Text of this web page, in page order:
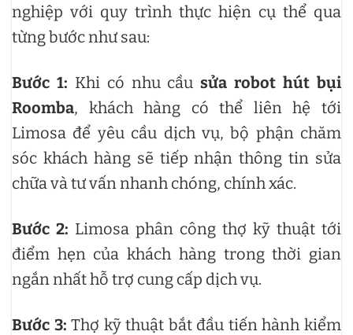
nghiệp với quy trình thực hiện cụ thể qua
từng bước như sau:
Bước 1: Khi có nhu cầusửa robot hút bụi
Roomba, khách hàng có thể liên hệ tới
Limosa để yêu cầu dịch vụ, bộ phận chăm
sóc khách hàng sẽ tiếp nhận thông tin sửa
chữa và tư vấn nhanh chóng, chính xác.
Bước 2: Limosa phân công thợ kỹ thuật tới
điểm hẹn của khách hàng trong thời gian
ngắn nhất hỗ trợ cung cấp dịch vụ.
Bước 3: Thợ kỹ thuật bắt đầu tiến hành kiểm